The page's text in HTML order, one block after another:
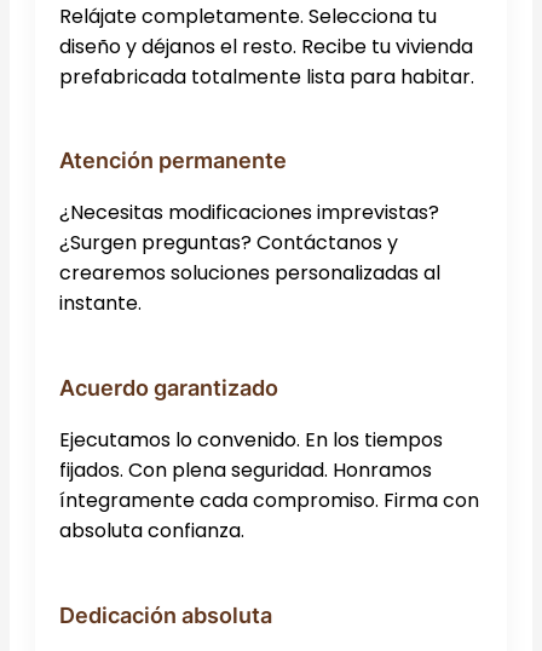
Relájate completamente. Selecciona tu
diseño y déjanos el resto. Recibe tu vivienda
prefabricada totalmente lista para habitar.
Atención permanente
¿Necesitas modificaciones imprevistas?
¿Surgen preguntas? Contáctanos y
crearemos soluciones personalizadas al
instante.
Acuerdo garantizado
Ejecutamos lo convenido. En los tiempos
fijados. Con plena seguridad. Honramos
íntegramente cada compromiso. Firma con
absoluta confianza.
Dedicación absoluta